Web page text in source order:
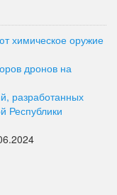
химическое оружие
дронов на
разработанных
Республики